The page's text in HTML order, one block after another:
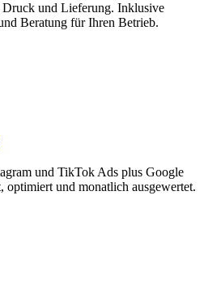
Druck und Lieferung. Inklusive
Beratung für Ihren Betrieb.
und TikTok Ads plus Google
optimiert und monatlich ausgewertet.